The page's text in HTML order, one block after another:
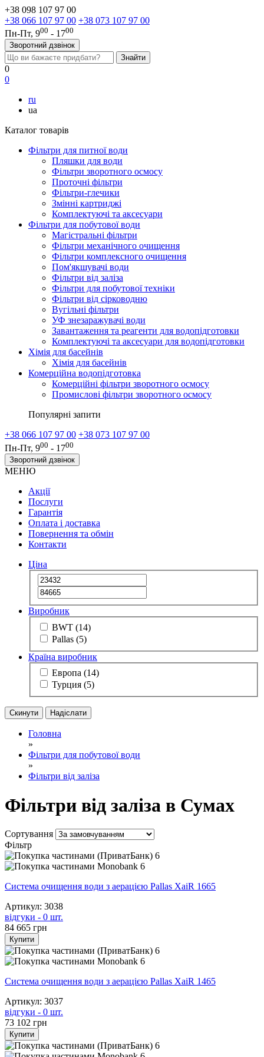
+38 098 107 97 00
+38 066 107 97 00 +38 073 107 97 00
Пн-Пт, 900 - 1700
Зворотний дзвінок
0
0
ru
ua
Каталог товарів
Фільтри для питної води
Пляшки для води
Фільтри зворотного осмосу
Проточні фільтри
Фільтри-глечики
Змінні картриджі
Комплектуючі та аксесуари
Фільтри для побутової води
Магістральні фільтри
Фільтри механічного очищення
Фільтри комплексного очищення
Пом'якшувачі води
Фільтри від заліза
Фільтри для побутової техніки
Фільтри від сірководню
Вугільні фільтри
УФ знезаражувачі води
Завантаження та реагенти для водопідготовки
Комплектуючі та аксесуари для водопідготовки
Хімія для басейнів
Хімія для басейнів
Комерційна водопідготовка
Комерційні фільтри зворотного осмосу
Промислові фільтри зворотного осмосу
Популярні запити
+38 066 107 97 00 +38 073 107 97 00
Пн-Пт, 900 - 1700
Зворотний дзвінок
МЕНЮ
Акції
Послуги
Гарантія
Оплата і доставка
Повернення та обмін
Контакти
Ціна
Виробник
BWT (14)
Pallas (5)
Країна виробник
Европа (14)
Турция (5)
Скинути Надіслати
Головна
»
Фільтри для побутової води
»
Фільтри від заліза
Фільтри від заліза в Сумах
Сортування
Фільтр
6
6
Система очищення води з аерацією Pallas XaiR 1665
Артикул: 3038
відгуки - 0 шт.
84 665 грн
Купити
6
6
Система очищення води з аерацією Pallas XaiR 1465
Артикул: 3037
відгуки - 0 шт.
73 102 грн
Купити
6